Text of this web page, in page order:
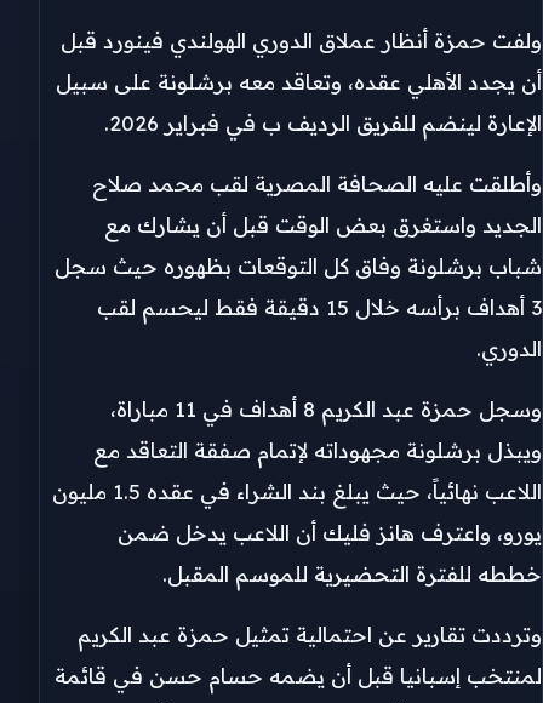
ولفت حمزة أنظار عملاق الدوري الهولندي فينورد قبل
أن يجدد الأهلي عقده، وتعاقد معه برشلونة على سبيل
الإعارة لينضم للفريق الرديف ب في فبراير 2026.
وأطلقت عليه الصحافة المصرية لقب محمد صلاح
الجديد واستغرق بعض الوقت قبل أن يشارك مع
شباب برشلونة وفاق كل التوقعات بظهوره حيث سجل
3 أهداف برأسه خلال 15 دقيقة فقط ليحسم لقب
الدوري.
وسجل حمزة عبد الكريم 8 أهداف في 11 مباراة،
ويبذل برشلونة مجهوداته لإتمام صفقة التعاقد مع
اللاعب نهائياً، حيث يبلغ بند الشراء في عقده 1.5 مليون
يورو، واعترف هانز فليك أن اللاعب يدخل ضمن
خططه للفترة التحضيرية للموسم المقبل.
وترددت تقارير عن احتمالية تمثيل حمزة عبد الكريم
لمنتخب إسبانيا قبل أن يضمه حسام حسن في قائمة